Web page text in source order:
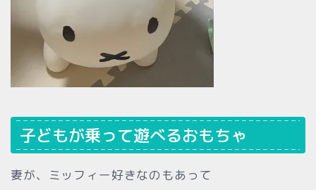
子どもが乗って遊べるおもちゃ
妻が、ミッフィー好きなのもあって